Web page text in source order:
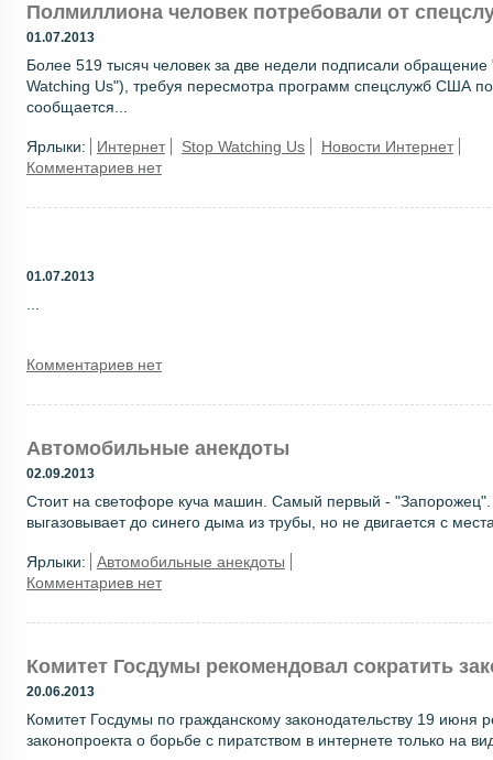
Полмиллиона человек потребовали от
01.07.2013
Более 519 тысяч человек за две недели подписали
Watching Us"), требуя пересмотра программ спецслужб США
сообщается...
Ярлыки: Интернет Stop Watching Us
Новости Интернет
Комментариев нет
01.07.2013
Комментариев нет
Автомобильные анекдоты
02.09.2013
Стоит на светофоре куча машин. Самый первый - "Запорожец".
выгазовывает до синего дыма из трубы, но не двигается с
Ярлыки:
Автомобильные анекдоты
Комментариев нет
Комитет Госдумы рекомендовал сократить
20.06.2013
Комитет Госдумы по гражданскому законодательству 19 июня
законопроекта о борьбе с пиратством в интернете только на